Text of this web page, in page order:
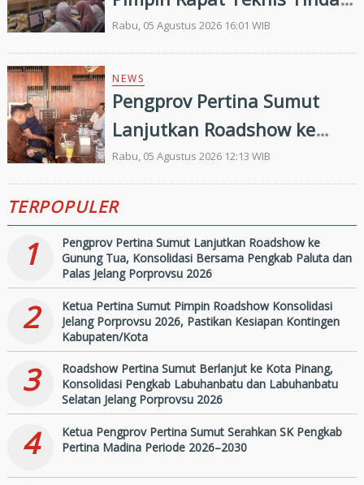
Lanjut Entry Meeting
Penilaian Kepatuhan
Pelayanan Publik Oleh
Ombudsman RI tahun 2026
Rabu, 05 Agustus 2026 16:01 WIB
NEWS
Pengprov Pertina Sumut
Lanjutkan Roadshow ke
Gunung Tua, Konsolidasi
Bersama Pengkab Paluta
dan Palas Jelang Porprovsu
2026
Rabu, 05 Agustus 2026 12:13 WIB
TERPOPULER
1
Pengprov Pertina Sumut Lanjutkan Roadshow ke
Gunung Tua, Konsolidasi Bersama Pengkab Paluta dan
Palas Jelang Porprovsu 2026
2
Ketua Pertina Sumut Pimpin Roadshow Konsolidasi
Jelang Porprovsu 2026, Pastikan Kesiapan Kontingen
Kabupaten/Kota
3
Roadshow Pertina Sumut Berlanjut ke Kota Pinang,
Konsolidasi Pengkab Labuhanbatu dan Labuhanbatu
Selatan Jelang Porprovsu 2026
4
Ketua Pengprov Pertina Sumut Serahkan SK Pengkab
Pertina Madina Periode 2026–2030